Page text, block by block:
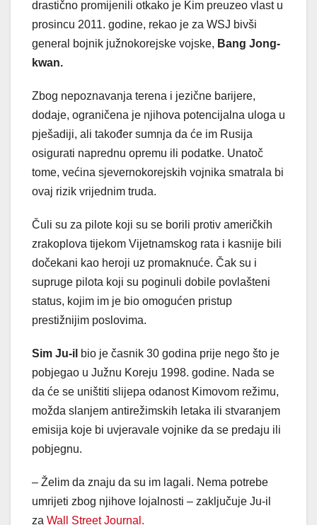
drastično promijenili otkako je Kim preuzeo vlast u
prosincu 2011. godine, rekao je za WSJ bivši
general bojnik južnokorejske vojske, Bang Jong-
kwan.
Zbog nepoznavanja terena i jezične barijere,
dodaje, ograničena je njihova potencijalna uloga u
pješadiji, ali također sumnja da će im Rusija
osigurati naprednu opremu ili podatke. Unatoč
tome, većina sjevernokorejskih vojnika smatrala bi
ovaj rizik vrijednim truda.
Čuli su za pilote koji su se borili protiv američkih
zrakoplova tijekom Vijetnamskog rata i kasnije bili
dočekani kao heroji uz promaknuće. Čak su i
supruge pilota koji su poginuli dobile povlašteni
status, kojim im je bio omogućen pristup
prestižnijim poslovima.
Sim Ju-il bio je časnik 30 godina prije nego što je
pobjegao u Južnu Koreju 1998. godine. Nada se
da će se uništiti slijepa odanost Kimovom režimu,
možda slanjem antirežimskih letaka ili stvaranjem
emisija koje bi uvjeravale vojnike da se predaju ili
pobjegnu.
– Želim da znaju da su im lagali. Nema potrebe
umrijeti zbog njihove lojalnosti – zaključuje Ju-il
za Wall Street Journal.